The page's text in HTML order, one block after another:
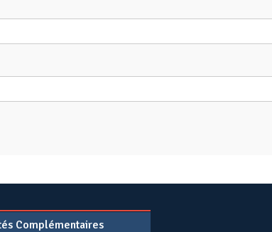
Complémentaires